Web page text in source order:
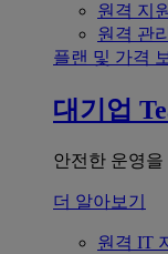
원격 지원
원격 관리
플랜 및 가격
대기업
안전한 운영
더 알아보기
원격 IT